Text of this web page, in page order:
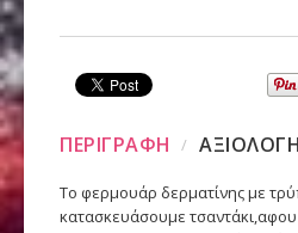
ΠΕΡΙΓΡΑΦΗ
Το φερμουάρ δερματίνης με
κατασκευάσουμε